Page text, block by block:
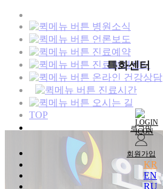
특화센터
로그인
회원가입
KR
EN
RU
병원소식
언론보도
진료예약
진료협력센터
온라인 건강상담
진료시간
오시는 길
TOP